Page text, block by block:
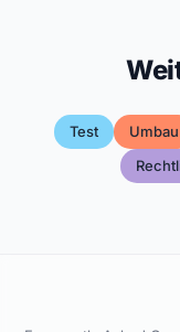
Test Umbau